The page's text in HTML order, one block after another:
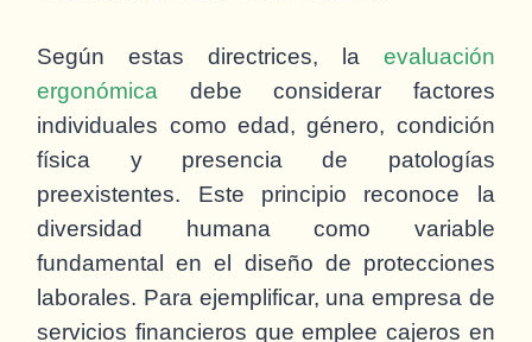
Según estas directrices, la evaluación
ergonómica debe considerar factores
individuales como edad, género, condición
física y presencia de patologías
preexistentes. Este principio reconoce la
diversidad humana como variable
fundamental en el diseño de protecciones
laborales. Para ejemplificar, una empresa de
servicios financieros que emplee cajeros en